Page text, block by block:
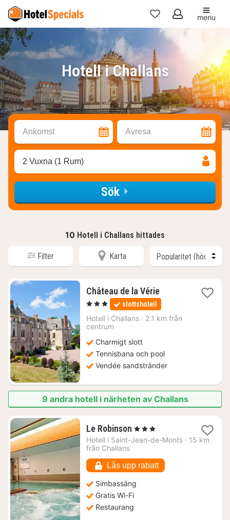
Mina
favoriter
menu
Hotell i Challans
Ankomst Avresa
2 Vuxna (1 Rum)
Sök
10 Hotell i Challans hittades
Filter Karta
Château de la Vérie2
nätter
för
1151
, 3 Stjärnor slottshotell
Hotell i Challans · 2.1 km från
centrum
Charmigt slott
Tennisbana och pool
Vendée sandstränder
9 andra hotell i närheten av Challans
Le Robinson 1
natt
kr.
, 3 Stjärnor
Hotell i Saint-Jean-de-Monts · 15 km
från Challans
Lås upp rabatt
Simbassäng
Gratis Wi-Fi
Restaurang